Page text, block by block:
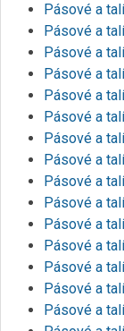
Pásové a
Pásové a
Pásové a
Pásové a
Pásové a
Pásové a
Pásové a
Pásové a
Pásové a
Pásové a
Pásové a
Pásové a
Pásové a
Pásové a
Pásové a